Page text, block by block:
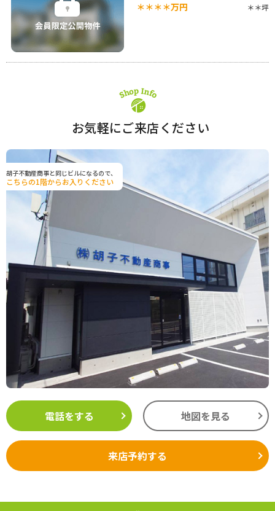
＊＊＊＊万円 ＊＊坪
お気軽にご来店ください
胡子不動産商事と同じビルになるので、
こちらの1階からお入りください
電話をする 地図を見る
来店予約する